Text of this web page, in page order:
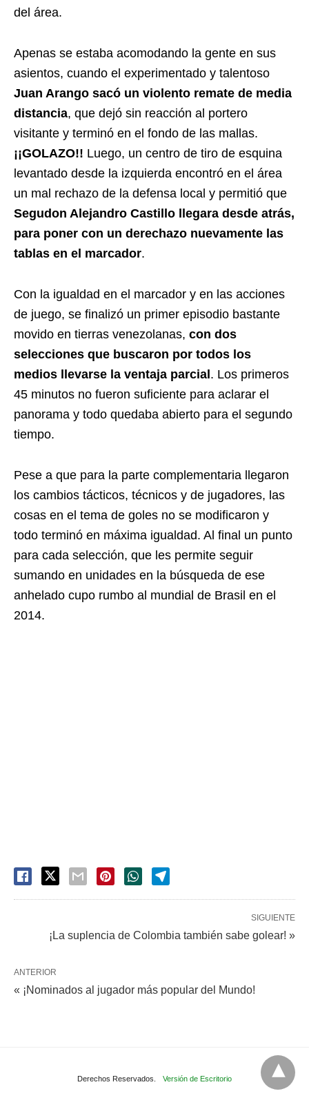
del área.
Apenas se estaba acomodando la gente en sus
asientos, cuando el experimentado y talentoso
Juan Arango sacó un violento remate de media
distancia, que dejó sin reacción al portero
visitante y terminó en el fondo de las mallas.
¡¡GOLAZO!! Luego, un centro de tiro de esquina
levantado desde la izquierda encontró en el área
un mal rechazo de la defensa local y permitió que
Segudon Alejandro Castillo llegara desde atrás,
para poner con un derechazo nuevamente las
tablas en el marcador.
Con la igualdad en el marcador y en las acciones
de juego, se finalizó un primer episodio bastante
movido en tierras venezolanas, con dos
selecciones que buscaron por todos los
medios llevarse la ventaja parcial . Los primeros
45 minutos no fueron suficiente para aclarar el
panorama y todo quedaba abierto para el segundo
tiempo.
Pese a que para la parte complementaria llegaron
los cambios tácticos, técnicos y de jugadores, las
cosas en el tema de goles no se modificaron y
todo terminó en máxima igualdad. Al final un punto
para cada selección, que les permite seguir
sumando en unidades en la búsqueda de ese
anhelado cupo rumbo al mundial de Brasil en el
2014.
SIGUIENTE
¡La suplencia de Colombia también sabe golear! »
ANTERIOR
« ¡Nominados al jugador más popular del Mundo!
Derechos Reservados. Versión de Escritorio